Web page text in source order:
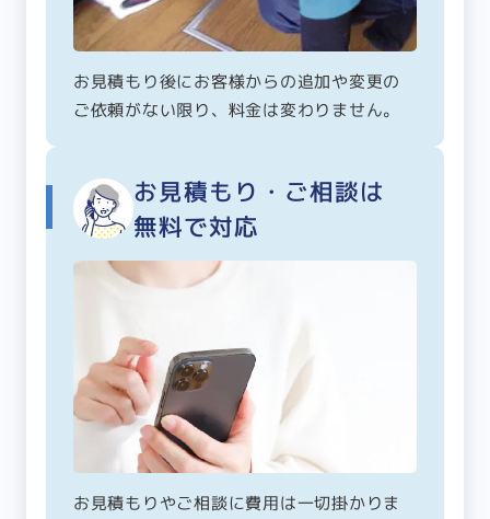
お見積もり後にお客様からの追加や変更の
ご依頼がない限り、料金は変わりません。
お見積もり・ご相談は
無料で対応
お見積もりやご相談に費用は一切掛かりま